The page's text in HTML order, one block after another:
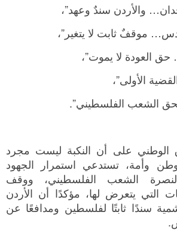
والأردن سندٌ وعهد”،
موقفٌ ثابت لا يتغير”،
العودة لا يموت”،
الأولى”،
الشعب الفلسطيني”.
الوطني على أن النكبة ليست مجرد
وأمة، تستدعي استمرار الجهود
لنصرة الشعب الفلسطيني، ووقف
التي يتعرض لها، مؤكدًا أن الأردن
سندًا ثابتًا لفلسطين ومدافعًا عن